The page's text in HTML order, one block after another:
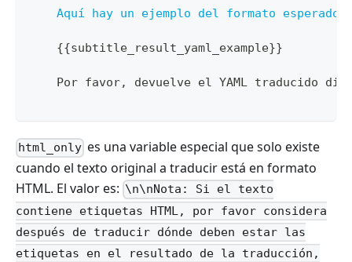
Aquí hay un ejemplo del formato esperado
{{subtitle_result_yaml_example}}
    Por favor
, devuelve el YAML traducido
html_only es una variable especial que solo existe
cuando el texto original a traducir está en formato
HTML. El valor es: \n\nNota: Si el texto
contiene etiquetas HTML, por favor considera
después de traducir dónde deben estar las
etiquetas en el resultado de la traducción,